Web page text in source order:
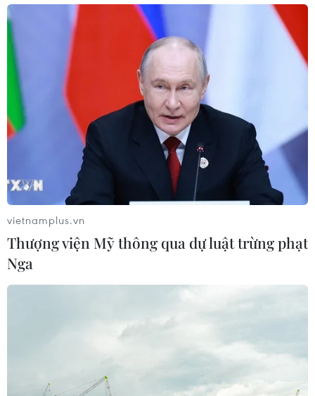
Số ca mắc mới COVID-19 tại Nhật Bản đã giảm hơn
14.600 ca so với một tuần trước đó; Cuba chỉ có 467 ca
mắc trong 24 giờ qua; Singapore có thể đón đỉnh dịch
trong vài tuần tới.
vietnamplus.vn
Thượng viện Mỹ thông qua dự luật trừng phạt
Nga